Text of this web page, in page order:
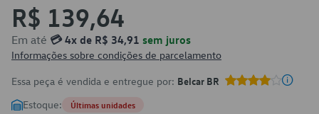
R$ 139,64
Em até 💳 4x de R$ 34,91 sem juros
Informações sobre condições de parcelamento
Essa peça é vendida e entregue por: Belcar BR
Estoque: Últimas unidades